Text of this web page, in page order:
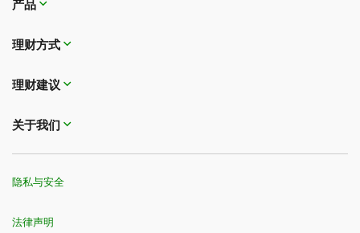
产品
理财方式
理财建议
关于我们
隐私与安全
法律声明